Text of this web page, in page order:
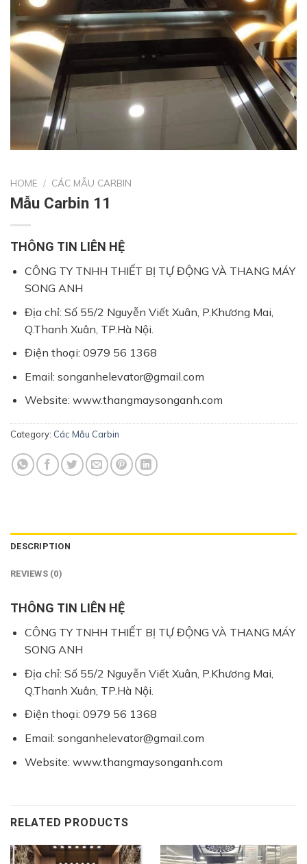
HOME / CÁC MẪU CARBIN
Mẫu Carbin 11
THÔNG TIN LIÊN HỆ
CÔNG TY TNHH THIẾT BỊ TỰ ĐỘNG VÀ THANG MÁY
SONG ANH
Địa chỉ: Số 55/2 Nguyễn Viết Xuân, P.Khương Mai,
Q.Thanh Xuân, TP.Hà Nội.
Điện thoại: 0979 56 1368
Email: songanhelevator@gmail.com
Website: www.thangmaysonganh.com
Category: Các Mẫu Carbin
DESCRIPTION
REVIEWS (0)
THÔNG TIN LIÊN HỆ
CÔNG TY TNHH THIẾT BỊ TỰ ĐỘNG VÀ THANG MÁY
SONG ANH
Địa chỉ: Số 55/2 Nguyễn Viết Xuân, P.Khương Mai,
Q.Thanh Xuân, TP.Hà Nội.
Điện thoại: 0979 56 1368
Email: songanhelevator@gmail.com
Website: www.thangmaysonganh.com
RELATED PRODUCTS